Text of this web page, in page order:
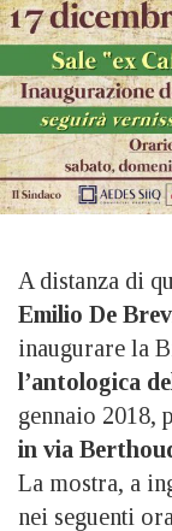
A distanza di
Emilio De
inaugurare la
l’antologica
gennaio 2018,
in via
La mostra, a
nei seguenti